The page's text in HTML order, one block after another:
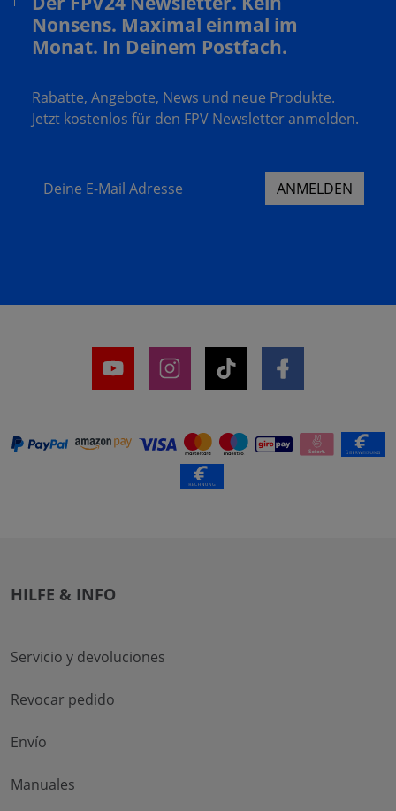
Nonsens. Maximal einmal im
Monat. In Deinem Postfach.
Rabatte, Angebote, News und neue Produkte.
Jetzt kostenlos für den FPV Newsletter anmelden.
Deine E-Mail Adresse ANMELDEN
HILFE & INFO
Servicio y devoluciones
Revocar pedido
Envío
Manuales